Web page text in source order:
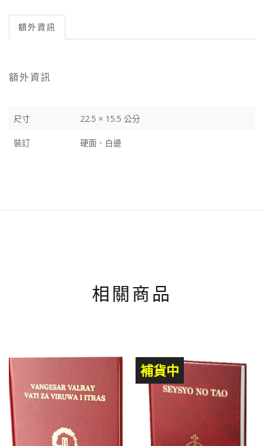
額外資訊
額外資訊
尺寸 22.5 × 15.5 公分
裝訂 硬面．白邊
相關商品
補貨中